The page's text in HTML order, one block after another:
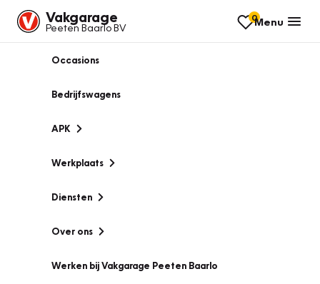
Vakgarage
Peeten Baarlo BV
0Menu
Occasions
Bedrijfswagens
APK
Werkplaats
Diensten
Over ons
Werken bij Vakgarage Peeten Baarlo